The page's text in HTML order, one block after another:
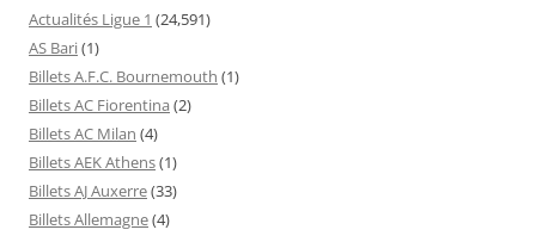
Actualités Ligue 1 (24,591)
AS Bari(1)
Billets A.F.C. Bournemouth (1)
Billets AC Fiorentina (2)
Billets AC Milan (4)
Billets AEK Athens(1)
Billets AJ Auxerre(33)
Billets Allemagne(4)